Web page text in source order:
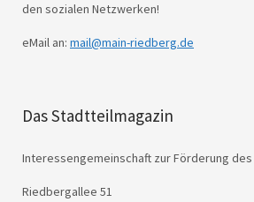
den sozialen Netzwerken!
eMail an: mail@main-riedberg.de
Das Stadtteilmagazin
Interessengemeinschaft zur Förderung des
Riedbergallee 51